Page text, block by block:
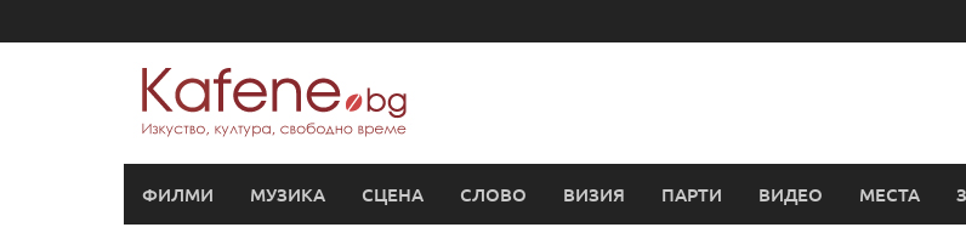
to
ФИЛМИ МУЗИКА СЦЕНА СЛОВО ВИЗИЯ ПАРТИ ВИДЕО МЕСТА